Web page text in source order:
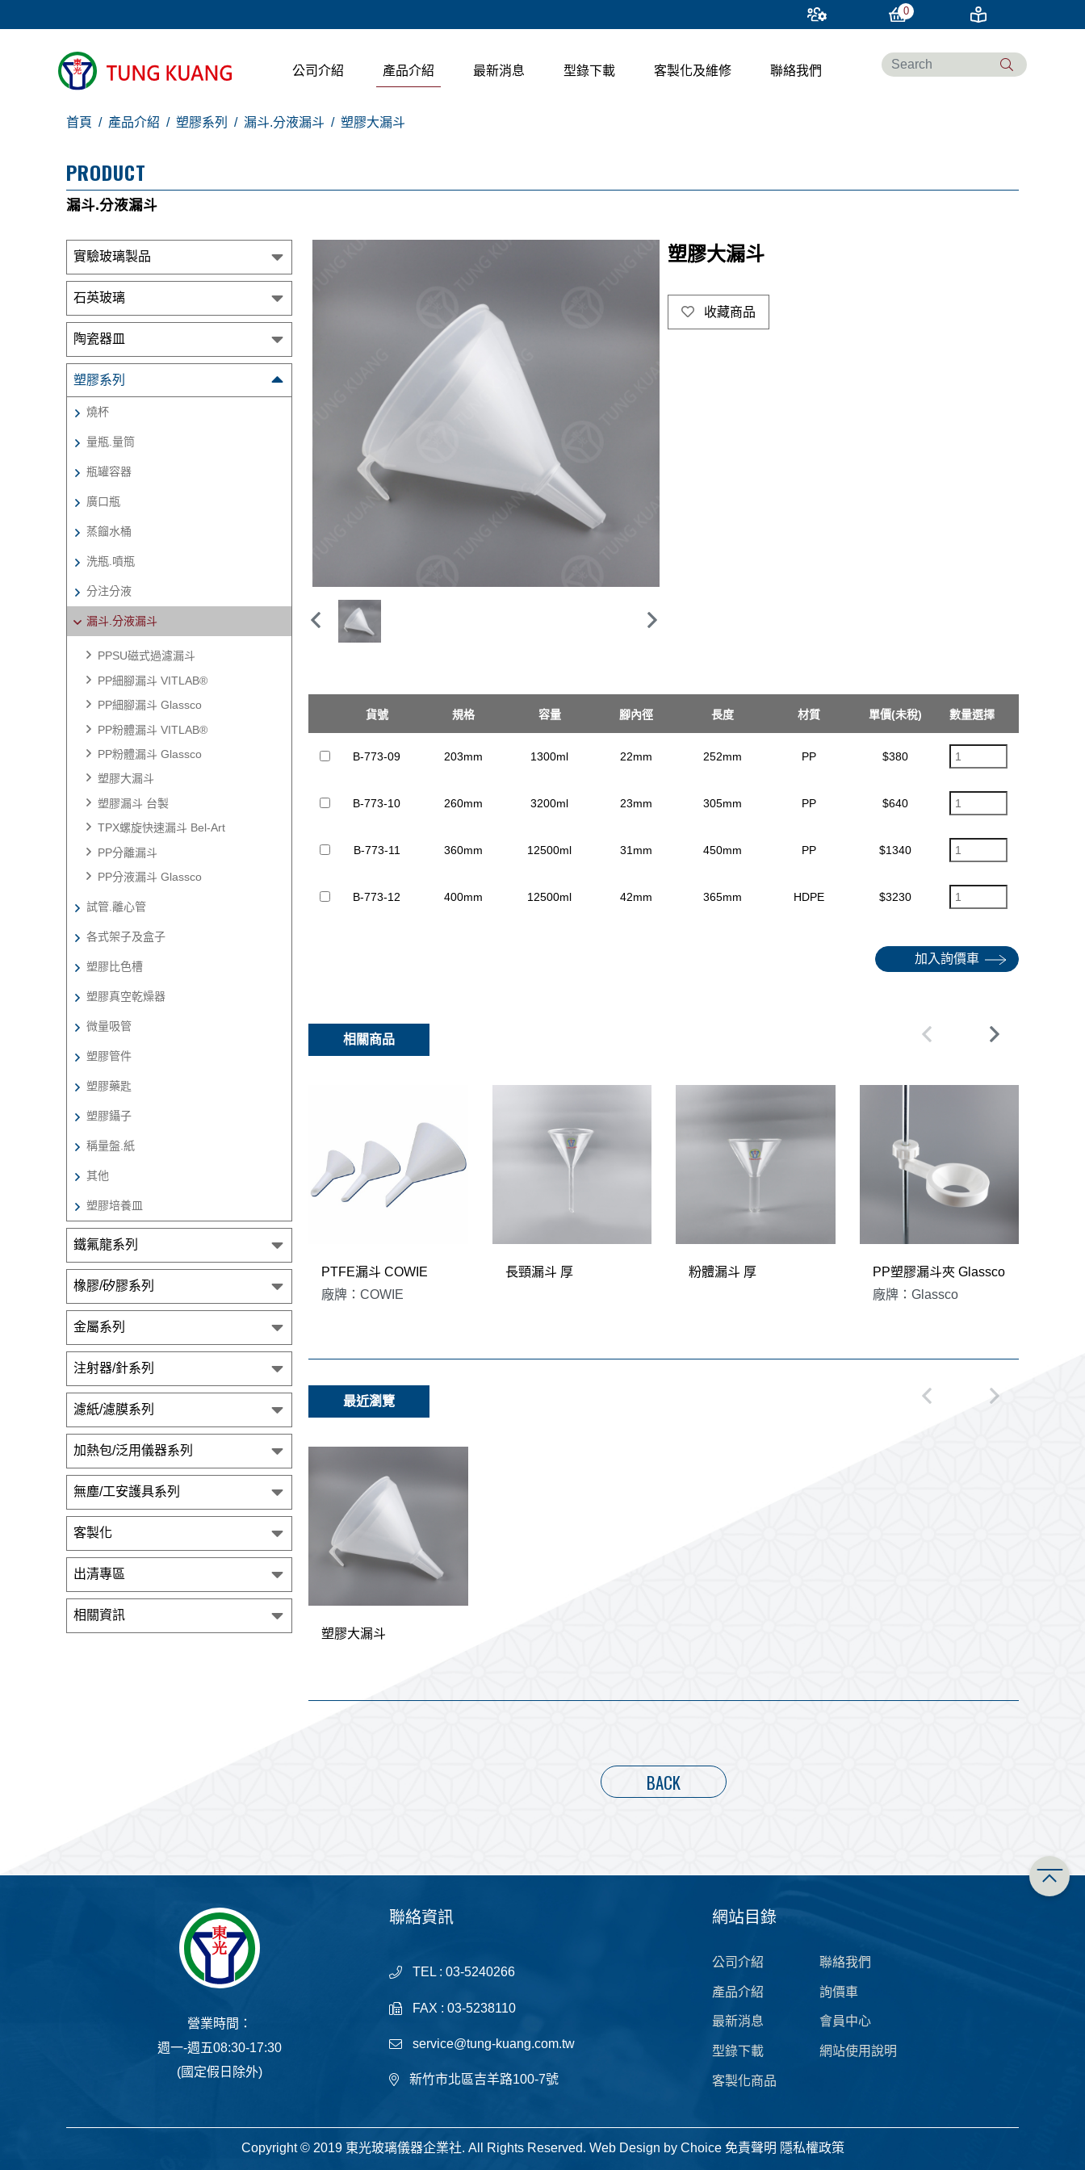
0
公司介紹 產品介紹 最新消息 型錄下載 客製化及維修 聯絡我們
首頁 產品介紹 塑膠系列 漏斗.分液漏斗 塑膠大漏斗
PRODUCT
漏斗.分液漏斗
實驗玻璃製品
石英玻璃
陶瓷器皿
塑膠系列
燒杯
量瓶.量筒
瓶罐容器
廣口瓶
蒸餾水桶
洗瓶.噴瓶
分注分液
漏斗.分液漏斗
PPSU磁式過濾漏斗
PP細腳漏斗 VITLAB®
PP細腳漏斗 Glassco
PP粉體漏斗 VITLAB®
PP粉體漏斗 Glassco
塑膠大漏斗
塑膠漏斗 台製
TPX螺旋快速漏斗 Bel-Art
PP分離漏斗
PP分液漏斗 Glassco
試管.離心管
各式架子及盒子
塑膠比色槽
塑膠真空乾燥器
微量吸管
塑膠管件
塑膠藥匙
塑膠鑷子
稱量盤.紙
其他
塑膠培養皿
鐵氟龍系列
橡膠/矽膠系列
金屬系列
注射器/針系列
濾紙/濾膜系列
加熱包/泛用儀器系列
無塵/工安護具系列
客製化
出清專區
相關資訊
塑膠大漏斗
收藏商品
貨號 規格 容量 腳內徑 長度 材質 單價(未稅) 數量選擇
B-773-09 203mm 1300ml 22mm 252mm PP $380
B-773-10 260mm 3200ml 23mm 305mm PP $640
B-773-11 360mm 12500ml 31mm 450mm PP $1340
B-773-12 400mm 12500ml 42mm 365mm HDPE $3230
加入詢價車
相關商品
PTFE漏斗 COWIE
廠牌：COWIE
長頸漏斗 厚 粉體漏斗 厚
PP塑膠漏斗夾 Glassco
廠牌：Glassco
最近瀏覽
塑膠大漏斗
BACK
營業時間：
週一-週五08:30-17:30
(國定假日除外)
聯絡資訊
TEL : 03-5240266
FAX : 03-5238110
service@tung-kuang.com.tw
新竹市北區吉羊路100-7號
網站目錄
公司介紹
產品介紹
最新消息
型錄下載
客製化商品
聯絡我們
詢價車
會員中心
網站使用說明
Copyright © 2019 東光玻璃儀器企業社. All Rights Reserved. Web Design by Choice 免責聲明 隱私權政策